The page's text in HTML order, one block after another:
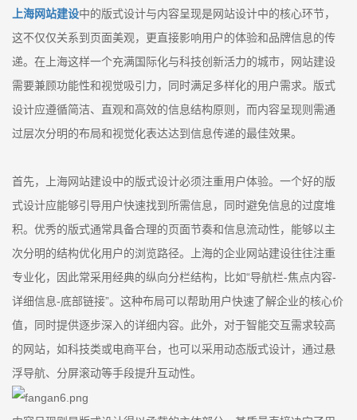
上海网站建设中的版式设计与内容呈现是网站设计中的核心环节，
这不仅仅关系到页面美观，更直接影响用户的体验和品牌信息的传
递。在上海这样一个充满国际化与科技创新活力的城市，网站建设
需要兼顾功能性和视觉吸引力，同时满足多样化的用户需求。版式
设计应遵循简洁、直观和高效的信息结构原则，而内容呈现则需通
过层次分明的布局和视觉化表达达到信息传递的最佳效果。
首先，上海网站建设中的版式设计必须注重用户体验。一个好的版
式设计应能够引导用户快速找到所需信息，同时避免信息的过度堆
积。优秀的版式通常具备合理的页面节奏和信息流动性，能够以主
次分明的结构优化用户的浏览路径。上海的企业网站建设往往注重
专业化，因此常采用经典的纵向分栏结构，比如“导航栏-焦点内容-
详细信息-底部链接”。这种布局可以帮助用户快速了解企业的核心价
值，同时提供逐步深入的详细内容。此外，对于智能交互需求较高
的网站，如科技类或电商平台，也可以采用动态版式设计，通过悬
浮导航、分屏滚动等手段提升互动性。